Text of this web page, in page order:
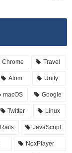
Chrome Travel
Atom Unity
macOS Google
Twitter Linux
Rails JavaScript
NoxPlayer